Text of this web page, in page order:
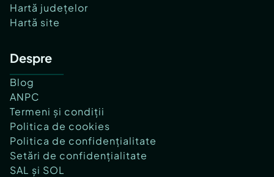
Hartă județelor
Hartă site
Despre
Blog
ANPC
Termeni și condiții
Politica de cookies
Politica de confidențialitate
Setări de confidențialitate
SAL și SOL